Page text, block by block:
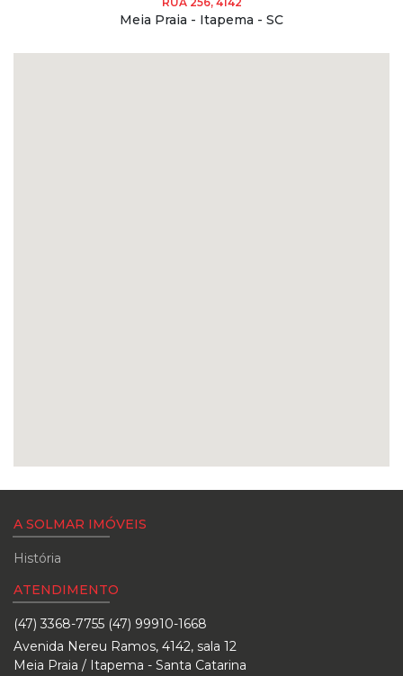
Meia Praia - Itapema - SC
A SOLMAR IMÓVEIS
História
ATENDIMENTO
(47) 3368-7755 (47) 99910-1668
Avenida Nereu Ramos, 4142, sala 12
Meia Praia / Itapema - Santa Catarina